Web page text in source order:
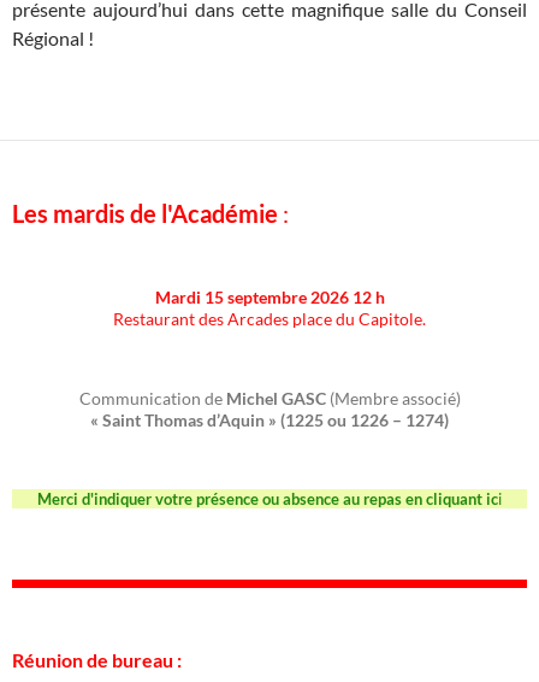
présente aujourd’hui dans cette magnifique salle du Conseil
Régional !
Les mardis de l'Académie :
Mardi 15 septembre 2026 12 h
Restaurant des Arcades place du Capitole.
Communication de Michel GASC (Membre associé)
« Saint Thomas d’Aquin » (1225 ou 1226 – 1274)
Merci d'indiquer votre présence ou absence au repas en cliquant ici
Réunion de bureau :